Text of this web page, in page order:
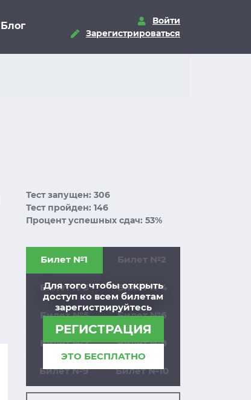
Блог
Войти
Зарегистрироваться
Тест запущен: 306
Тест пройден: 146
Процент успешных сдач: 53%
Для того чтобы открыть
доступ ко всем билетам
зарегистрируйтесь
РЕГИСТРАЦИЯ
ЭТО БЕСПЛАТНО
Билет №1 Билет №2
Билет №3 Билет №4
Билет №5 Билет №6
Билет №7 Билет №8
Билет №9 Билет №10